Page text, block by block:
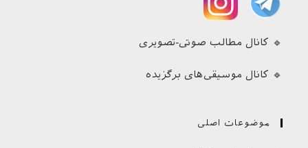
🔹 کانال مطالب صوتی-تصویری
🔹 کانال موسیقی‌های برگزیده
موضوعات اصلی